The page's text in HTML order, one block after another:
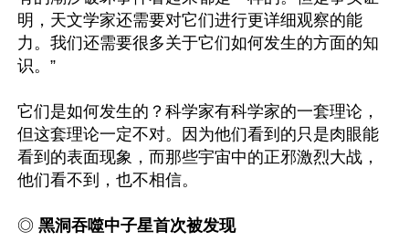
明，天文学家还需要对它们进行更详细观察的能
力。我们还需要很多关于它们如何发生的方面的知
识。”
它们是如何发生的？科学家有科学家的一套理论，
但这套理论一定不对。因为他们看到的只是肉眼能
看到的表面现象，而那些宇宙中的正邪激烈大战，
他们看不到，也不相信。
◎ 黑洞吞噬中子星首次被发现